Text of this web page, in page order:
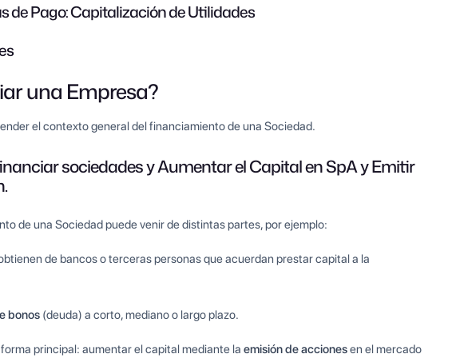
de Pago: Capitalización de Utilidades
una Empresa?
el contexto general del financiamiento de una Sociedad.
sociedades y Aumentar el Capital en SpA y Emitir
de una Sociedad puede venir de distintas partes, por ejemplo:
de bancos o terceras personas que acuerdan prestar capital a la
bonos (deuda) a corto, mediano o largo plazo.
principal: aumentar el capital mediante laemisión de accionesen el mercado